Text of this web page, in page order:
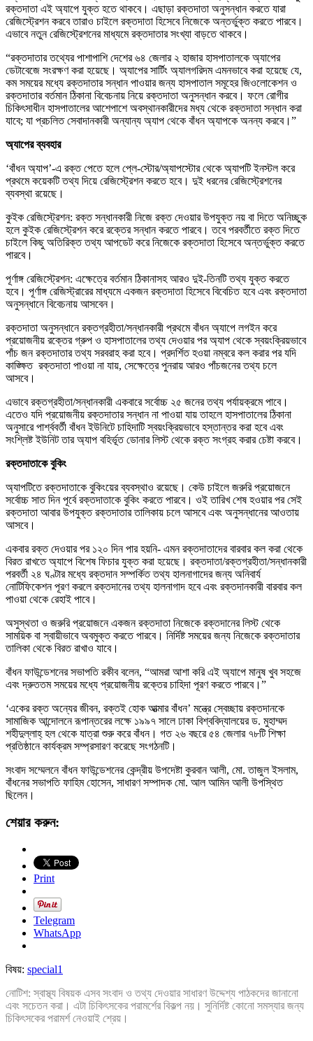
রক্তদাতা এই অ্যাপে যুক্ত হতে থাকবে। এছাড়া রক্তদাতা অনুসন্ধান করতে যারা
রেজিস্ট্রেশন করবে তারাও চাইলে রক্তদাতা হিসেবে নিজেকে অন্তর্ভুক্ত করতে পারবে।
এভাবে নতুন রেজিস্ট্রেশনের মাধ্যমে রক্তদাতার সংখ্যা বাড়তে থাকবে।
“রক্তদাতার তথ্যের পাশাপাশি দেশের ৬৪ জেলার ২ হাজার হাসপাতালকে অ্যাপের
ডেটাবেজে সংরক্ষণ করা হয়েছে। অ্যাপের সার্টিং অ্যালগরিদম এমনভাবে করা হয়েছে যে,
কম সময়ের মধ্যে রক্তদাতার সন্ধান পাওয়ার জন্য হাসপাতাল সমূহের জিওলোকেশন ও
রক্তদাতার বর্তমান ঠিকানা বিবেচনায় নিয়ে রক্তদাতা অনুসন্ধান করবে। ফলে রোগীর
চিকিৎসাধীন হাসপাতালের আশেপাশে অবস্থানকারীদের মধ্য থেকে রক্তদাতা সন্ধান করা
যাবে; যা প্রচলিত সেবাদানকারী অন্যান্য অ্যাপ থেকে বাঁধন অ্যাপকে অনন্য করবে।”
অ্যাপের ব্যবহার
‘বাঁধন অ্যাপ’-এ রক্ত পেতে হলে প্লে-স্টোর/অ্যাপস্টোর থেকে অ্যাপটি ইনস্টল করে
প্রথমে কয়েকটি তথ্য দিয়ে রেজিস্ট্রেশন করতে হবে। দুই ধরনের রেজিস্ট্রেশনের
ব্যবস্থা রয়েছে।
কুইক রেজিস্ট্রেশন: রক্ত সন্ধানকারী নিজে রক্ত দেওয়ার উপযুক্ত নয় বা দিতে অনিচ্ছুক
হলে কুইক রেজিস্ট্রেশন করে রক্তের সন্ধান করতে পারবে। তবে পরবর্তীতে রক্ত দিতে
চাইলে কিছু অতিরিক্ত তথ্য আপডেট করে নিজেকে রক্তদাতা হিসেবে অন্তর্ভুক্ত করতে
পারবে।
পূর্ণাঙ্গ রেজিস্ট্রেশন: এক্ষেত্রে বর্তমান ঠিকানাসহ আরও দুই-তিনটি তথ্য যুক্ত করতে
হবে। পূর্ণাঙ্গ রেজিস্ট্রারের মাধ্যমে একজন রক্তদাতা হিসেবে বিবেচিত হবে এবং রক্তদাতা
অনুসন্ধানে বিবেচনায় আসবেন।
রক্তদাতা অনুসন্ধানে রক্তগ্রহীতা/সন্ধানকারী প্রথমে বাঁধন অ্যাপে লগইন করে
প্রয়োজনীয় রক্তের গ্রুপ ও হাসপাতালের তথ্য দেওয়ার পর অ্যাপ থেকে স্বয়ংক্রিয়ভাবে
পাঁচ জন রক্তদাতার তথ্য সরবরাহ করা হবে। প্রদর্শিত হওয়া নম্বরে কল করার পর যদি
কাঙ্ক্ষিত রক্তদাতা পাওয়া না যায়, সেক্ষেত্রে পুনরায় আরও পাঁচজনের তথ্য চলে
আসবে।
এভাবে রক্তগ্রহীতা/সন্ধানকারী একবারে সর্বোচ্চ ২৫ জনের তথ্য পর্যায়ক্রমে পাবে।
এতেও যদি প্রয়োজনীয় রক্তদাতার সন্ধান না পাওয়া যায় তাহলে হাসপাতালের ঠিকানা
অনুসারে পার্শ্ববর্তী বাঁধন ইউনিটে চাহিদাটি স্বয়ংক্রিয়ভাবে হস্তান্তর করা হবে এবং
সংশ্লিষ্ট ইউনিট তার অ্যাপ বহির্ভূত ডোনার লিস্ট থেকে রক্ত সংগ্রহ করার চেষ্টা করবে।
রক্তদাতাকে বুকিং
অ্যাপটিতে রক্তদাতাকে বুকিংয়ের ব্যবস্থাও রয়েছে। কেউ চাইলে জরুরি প্রয়োজনে
সর্বোচ্চ সাত দিন পূর্বে রক্তদাতাকে বুকিং করতে পারবে। ওই তারিখ শেষ হওয়ার পর সেই
রক্তদাতা আবার উপযুক্ত রক্তদাতার তালিকায় চলে আসবে এবং অনুসন্ধানের আওতায়
আসবে।
একবার রক্ত দেওয়ার পর ১২০ দিন পার হয়নি- এমন রক্তদাতাদের বারবার কল করা থেকে
বিরত রাখতে অ্যাপে বিশেষ ফিচার যুক্ত করা হয়েছে। রক্তদাতা/রক্তগ্রহীতা/সন্ধানকারী
পরবর্তী ২৪ ঘণ্টার মধ্যে রক্তদান সম্পর্কিত তথ্য হালনাগাদের জন্য অনিবার্য
নোটিফিকেশন পূরণ করলে রক্তদানের তথ্য হালনাগাদ হবে এবং রক্তদানকারী বারবার কল
পাওয়া থেকে রেহাই পাবে।
অসুস্থতা ও জরুরি প্রয়োজনে একজন রক্তদাতা নিজেকে রক্তদানের লিস্ট থেকে
সাময়িক বা স্বায়ীভাবে অবমুক্ত করতে পারবে। নির্দিষ্ট সময়ের জন্য নিজেকে রক্তদাতার
তালিকা থেকে বিরত রাখাও যাবে।
বাঁধন ফাউন্ডেশনের সভাপতি রকীব বলেন, “আমরা আশা করি এই অ্যাপে মানুষ খুব সহজে
এবং দ্রুততম সময়ের মধ্যে প্রয়োজনীয় রক্তের চাহিদা পূরণ করতে পারবে।”
‘একের রক্ত অন্যের জীবন, রক্তই হোক আত্মার বাঁধন’ মন্ত্রে স্বেচ্ছায় রক্তদানকে
সামাজিক আন্দোলনে রূপান্তরের লক্ষে ১৯৯৭ সালে ঢাকা বিশ্ববিদ্যালয়ের ড. মুহাম্মদ
শহীদুল্লাহ্ হল থেকে যাত্রা শুরু করে বাঁধন। গত ২৬ বছরে ৫৪ জেলার ৭৮টি শিক্ষা
প্রতিষ্ঠানে কার্যক্রম সম্প্রসারণ করেছে সংগঠনটি।
সংবাদ সম্মেলনে বাঁধন ফাউন্ডেশনের কেন্দ্রীয় উপদেষ্টা কুরবান আলী, মো. তাজুল ইসলাম,
বাঁধনের সভাপতি ফাহিম হোসেন, সাধারণ সম্পাদক মো. আল আমিন আলী ‍উপস্থিত
ছিলেন।
শেয়ার করুন:
Print
Telegram
WhatsApp
বিষয়: special1
নোটিশ: স্বাস্থ্য বিষয়ক এসব সংবাদ ও তথ্য দেওয়ার সাধারণ উদ্দেশ্য পাঠকদের জানানো
এবং সচেতন করা। এটা চিকিৎসকের পরামর্শের বিকল্প নয়। সুনির্দিষ্ট কোনো সমস্যার জন্য
চিকিৎসকের পরামর্শ নেওয়াই শ্রেয়।